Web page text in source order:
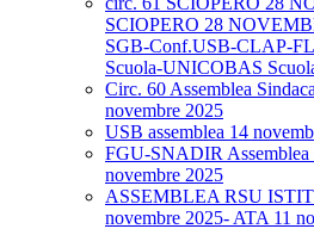
SCIOPERO 28
SGB-Conf.USB-CLAP-
Scuola-UNICOBAS
Circ. 60 Assemblea
novembre 2025
USB assemblea 14
FGU-SNADIR Assemblea
novembre 2025
ASSEMBLEA RSU
novembre 2025- ATA 11